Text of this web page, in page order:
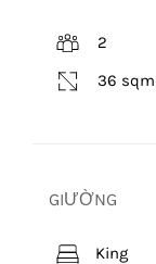
2
36
GIƯỜNG
King